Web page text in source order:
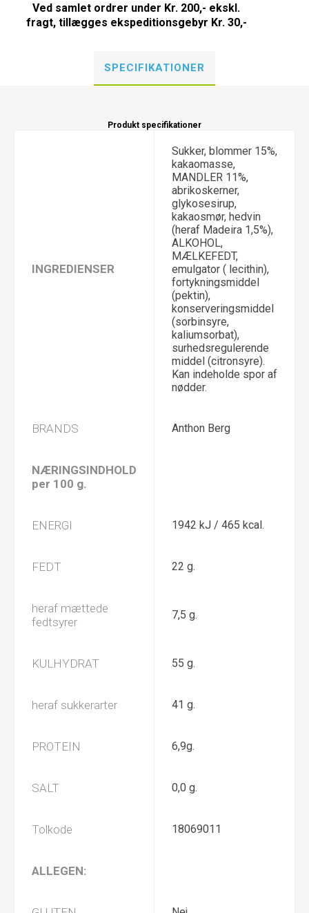
Ved samlet ordrer under Kr. 200,- ekskl.
fragt, tillægges ekspeditionsgebyr Kr. 30,-
SPECIFIKATIONER
Produkt specifikationer
INGREDIENSER
Sukker, blommer 15%,
kakaomasse,
MANDLER 11%,
abrikoskerner,
glykosesirup,
kakaosmør, hedvin
(heraf Madeira 1,5%),
ALKOHOL,
MÆLKEFEDT,
emulgator ( lecithin),
fortykningsmiddel
(pektin),
konserveringsmiddel
(sorbinsyre,
kaliumsorbat),
surhedsregulerende
middel (citronsyre).
Kan indeholde spor af
nødder.
BRANDS Anthon Berg
NÆRINGSINDHOLD
per 100 g.
ENERGI 1942 kJ / 465 kcal.
FEDT 22 g.
heraf mættede
fedtsyrer
7,5 g.
KULHYDRAT 55 g.
heraf sukkerarter 41 g.
PROTEIN 6,9g.
SALT 0,0 g.
Tolkode 18069011
ALLEGEN: